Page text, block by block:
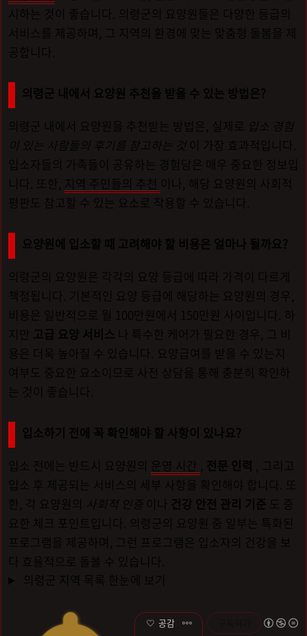
시하는 것이 좋습니다. 의령군의 요양원들은 다양한 등급의
서비스를 제공하며, 그 지역의 환경에 맞는 맞춤형 돌봄을 제
공합니다.
의령군 내에서 요양원 추천을 받을 수 있는 방법은?
의령군 내에서 요양원을 추천받는 방법은, 실제로 입소 경험
이 있는 사람들의 후기를 참고하는 것 이 가장 효과적입니다.
입소자들의 가족들이 공유하는 경험담은 매우 중요한 정보입
니다. 또한, 지역 주민들의 추천 이나, 해당 요양원의 사회적
평판도 참고할 수 있는 요소로 작용할 수 있습니다.
요양원에 입소할 때 고려해야 할 비용은 얼마나 될까요?
의령군의 요양원은 각각의 요양 등급에 따라 가격이 다르게
책정됩니다. 기본적인 요양 등급에 해당하는 요양원의 경우,
비용은 일반적으로 월 100만원에서 150만원 사이입니다. 하
지만 고급 요양 서비스 나 특수한 케어가 필요한 경우, 그 비
용은 더욱 높아질 수 있습니다. 요양급여를 받을 수 있는지
여부도 중요한 요소이므로 사전 상담을 통해 충분히 확인하
는 것이 좋습니다.
입소하기 전에 꼭 확인해야 할 사항이 있나요?
입소 전에는 반드시 요양원의 운영 시간 , 전문 인력 , 그리고
입소 후 제공되는 서비스의 세부 사항을 확인해야 합니다. 또
한, 각 요양원의 사회적 인증 이나 건강 안전 관리 기준 도 중
요한 체크 포인트입니다. 의령군의 요양원 중 일부는 특화된
프로그램을 제공하며, 그런 프로그램은 입소자의 건강을 보
다 효율적으로 돌볼 수 있습니다.
의령군 지역 목록 한눈에 보기
공감